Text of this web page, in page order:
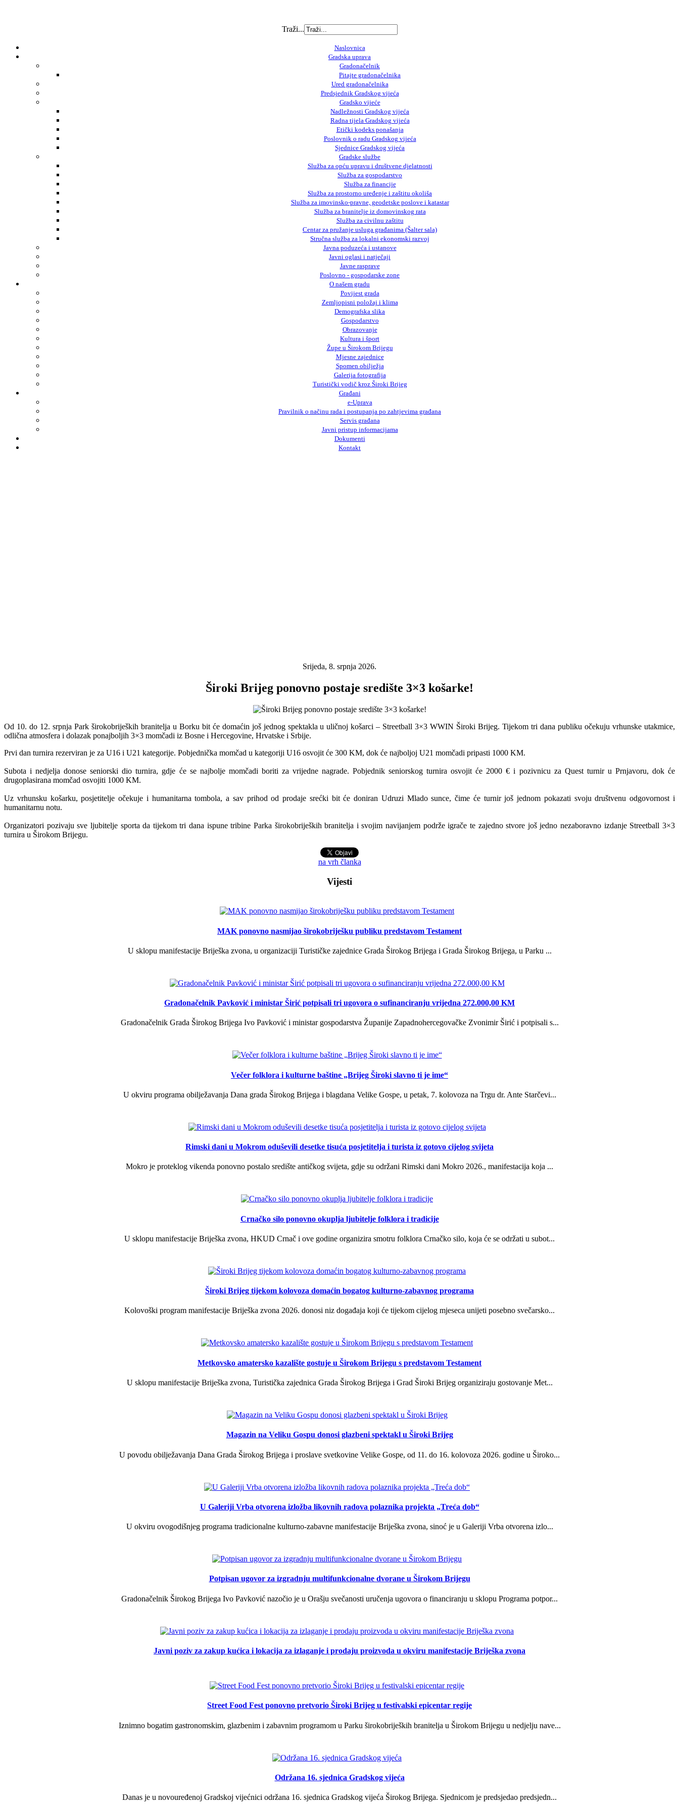
Traži...
Naslovnica
Gradska uprava
Gradonačelnik
Pitajte gradonačelnika
Ured gradonačelnika
Predsjednik Gradskog vijeća
Gradsko vijeće
Nadležnosti Gradskog vijeća
Radna tijela Gradskog vijeća
Etički kodeks ponašanja
Poslovnik o radu Gradskog vijeća
Sjednice Gradskog vijeća
Gradske službe
Služba za opću upravu i društvene djelatnosti
Služba za gospodarstvo
Služba za financije
Služba za prostorno uređenje i zaštitu okoliša
Služba za imovinsko-pravne, geodetske poslove i katastar
Služba za branitelje iz domovinskog rata
Služba za civilnu zaštitu
Centar za pružanje usluga građanima (Šalter sala)
Stručna služba za lokalni ekonomski razvoj
Javna poduzeća i ustanove
Javni oglasi i natječaji
Javne rasprave
Poslovno - gospodarske zone
O našem gradu
Povijest grada
Zemljopisni položaj i klima
Demografska slika
Gospodarstvo
Obrazovanje
Kultura i šport
Župe u Širokom Brijegu
Mjesne zajednice
Spomen obilježja
Galerija fotografija
Turistički vodič kroz Široki Brijeg
Građani
e-Uprava
Pravilnik o načinu rada i postupanja po zahtjevima građana
Servis građana
Javni pristup informacijama
Dokumenti
Kontakt
Srijeda, 8. srpnja 2026.
Široki Brijeg ponovno postaje središte 3×3 košarke!
Od 10. do 12. srpnja Park širokobrijeških branitelja u Borku bit će domaćin još jednog spektakla u uličnoj košarci – Streetball 3×3 WWIN Široki Brijeg. Tijekom tri dana publiku očekuju vrhunske utakmice,
odlična atmosfera i dolazak ponajboljih 3×3 momčadi iz Bosne i Hercegovine, Hrvatske i Srbije.
Prvi dan turnira rezerviran je za U16 i U21 kategorije. Pobjednička momčad u kategoriji U16 osvojit će 300 KM, dok će najboljoj U21 momčadi pripasti 1000 KM.
Subota i nedjelja donose seniorski dio turnira, gdje će se najbolje momčadi boriti za vrijedne nagrade. Pobjednik seniorskog turnira osvojit će 2000 € i pozivnicu za Quest turnir u Prnjavoru, dok će
drugoplasirana momčad osvojiti 1000 KM.
Uz vrhunsku košarku, posjetitelje očekuje i humanitarna tombola, a sav prihod od prodaje srećki bit će doniran Udruzi Mlado sunce, čime će turnir još jednom pokazati svoju društvenu odgovornost i
humanitarnu notu.
Organizatori pozivaju sve ljubitelje sporta da tijekom tri dana ispune tribine Parka širokobrijeških branitelja i svojim navijanjem podrže igrače te zajedno stvore još jedno nezaboravno izdanje Streetball 3×3
turnira u Širokom Brijegu.
na vrh članka
Vijesti
MAK ponovno nasmijao širokobriješku publiku predstavom Testament
U sklopu manifestacije Briješka zvona, u organizaciji Turističke zajednice Grada Širokog Brijega i Grada Širokog Brijega, u Parku ...
Gradonačelnik Pavković i ministar Širić potpisali tri ugovora o sufinanciranju vrijedna 272.000,00 KM
Gradonačelnik Grada Širokog Brijega Ivo Pavković i ministar gospodarstva Županije Zapadnohercegovačke Zvonimir Širić i potpisali s...
Večer folklora i kulturne baštine „Brijeg Široki slavno ti je ime“
U okviru programa obilježavanja Dana grada Širokog Brijega i blagdana Velike Gospe, u petak, 7. kolovoza na Trgu dr. Ante Starčevi...
Rimski dani u Mokrom oduševili desetke tisuća posjetitelja i turista iz gotovo cijelog svijeta
Mokro je proteklog vikenda ponovno postalo središte antičkog svijeta, gdje su održani Rimski dani Mokro 2026., manifestacija koja ...
Crnačko silo ponovno okuplja ljubitelje folklora i tradicije
U sklopu manifestacije Briješka zvona, HKUD Crnač i ove godine organizira smotru folklora Crnačko silo, koja će se održati u subot...
Široki Brijeg tijekom kolovoza domaćin bogatog kulturno-zabavnog programa
Kolovoški program manifestacije Briješka zvona 2026. donosi niz događaja koji će tijekom cijelog mjeseca unijeti posebno svečarsko...
Metkovsko amatersko kazalište gostuje u Širokom Brijegu s predstavom Testament
U sklopu manifestacije Briješka zvona, Turistička zajednica Grada Širokog Brijega i Grad Široki Brijeg organiziraju gostovanje Met...
Magazin na Veliku Gospu donosi glazbeni spektakl u Široki Brijeg
U povodu obilježavanja Dana Grada Širokog Brijega i proslave svetkovine Velike Gospe, od 11. do 16. kolovoza 2026. godine u Široko...
U Galeriji Vrba otvorena izložba likovnih radova polaznika projekta „Treća dob“
U okviru ovogodišnjeg programa tradicionalne kulturno-zabavne manifestacije Briješka zvona, sinoć je u Galeriji Vrba otvorena izlo...
Potpisan ugovor za izgradnju multifunkcionalne dvorane u Širokom Brijegu
Gradonačelnik Širokog Brijega Ivo Pavković nazočio je u Orašju svečanosti uručenja ugovora o financiranju u sklopu Programa potpor...
Javni poziv za zakup kućica i lokacija za izlaganje i prodaju proizvoda u okviru manifestacije Briješka zvona
Street Food Fest ponovno pretvorio Široki Brijeg u festivalski epicentar regije
Iznimno bogatim gastronomskim, glazbenim i zabavnim programom u Parku širokobrijeških branitelja u Širokom Brijegu u nedjelju nave...
Održana 16. sjednica Gradskog vijeća
Danas je u novouređenoj Gradskoj vijećnici održana 16. sjednica Gradskog vijeća Širokog Brijega. Sjednicom je predsjedao predsjedn...